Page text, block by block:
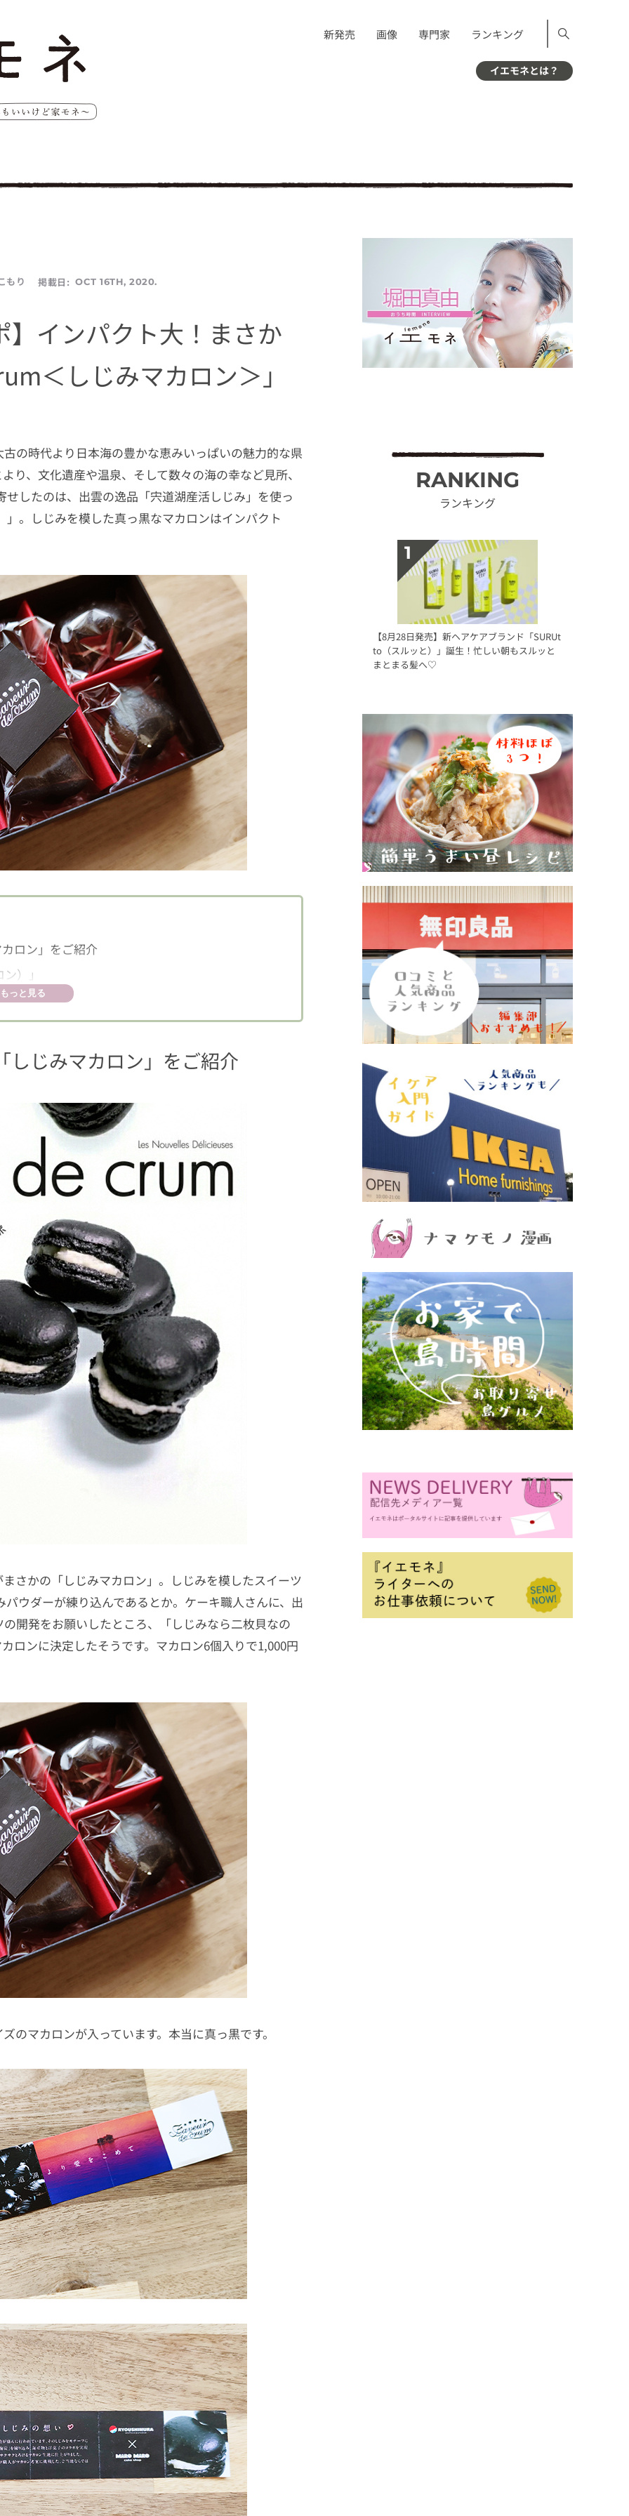
新発売 画像 専門家 ランキング
イエモネとは？
もり 掲載日: OCT 16TH, 2020.
インパクト大！まさか
＜しじみマカロン＞」
の時代より日本海の豊かな恵みいっぱいの魅力的な県
り、文化遺産や温泉、そして数々の海の幸など見所、
したのは、出雲の逸品「宍道湖産活しじみ」を使っ
。しじみを模した真っ黒なマカロンはインパクト
ロン」をご紹介
）」
もっと見る
しじみマカロン」をご紹介
さかの「しじみマカロン」。しじみを模したスイーツ
ウダーが練り込んであるとか。ケーキ職人さんに、出
開発をお願いしたところ、「しじみなら二枚貝なの
ロンに決定したそうです。マカロン6個入りで1,000円
のマカロンが入っています。本当に真っ黒です。
RANKING
ランキング
【8月28日発売】新ヘアケアブランド「SURUt
to（スルッと）」誕生！忙しい朝もスルッと
まとまる髪へ♡